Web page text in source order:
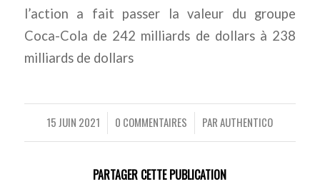
l’action a fait passer la valeur du groupe
Coca-Cola de 242 milliards de dollars à 238
milliards de dollars
15 JUIN 2021
/ 0 COMMENTAIRES
/ PARAUTHENTICO
PARTAGER CETTE PUBLICATION